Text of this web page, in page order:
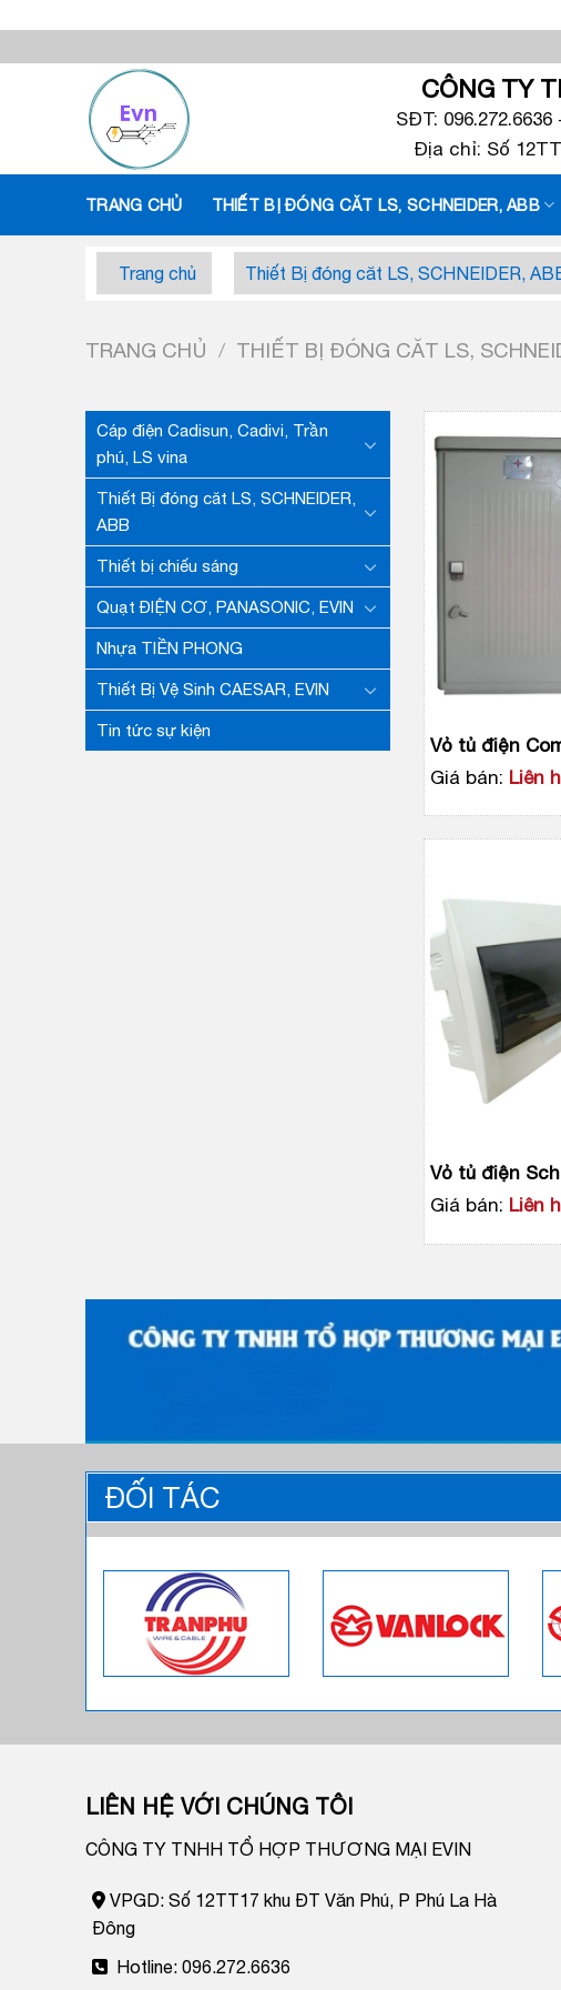
content
CÔNG TY
SĐT:
Địa chỉ: Số
TRANG CHỦ THIẾT BỊ ĐÓNG CĂT LS, SCHNEIDER, ABB
Trang chủ Thiết Bị đóng căt LS, SCHNEIDER,
TRANG CHỦ / THIẾT BỊ ĐÓNG CĂT LS,
Cáp điện Cadisun, Cadivi, Trần
phú, LS vina
Thiết Bị đóng căt LS, SCHNEIDER,
ABB
Thiết bị chiếu sáng
Quạt ĐIỆN CƠ, PANASONIC, EVIN
Nhựa TIỀN PHONG
Thiết Bị Vệ Sinh CAESAR, EVIN
Tin tức sự kiện
Vỏ tủ điện
Giá bán: Liên
Vỏ tủ điện
Giá bán: Liên
ĐỐI TÁC
LIÊN HỆ VỚI CHÚNG TÔI
CÔNG TY TNHH TỔ HỢP THƯƠNG MẠI EVIN
VPGD: Số 12TT17 khu ĐT Văn Phú, P Phú La Hà
Đông
Hotline: 096.272.6636